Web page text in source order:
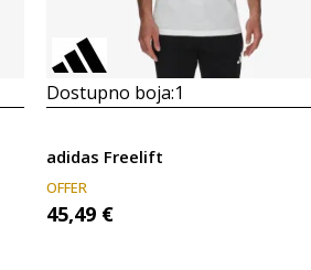
Dostupno boja:1
adidas Freelift
OFFER
45,49 €